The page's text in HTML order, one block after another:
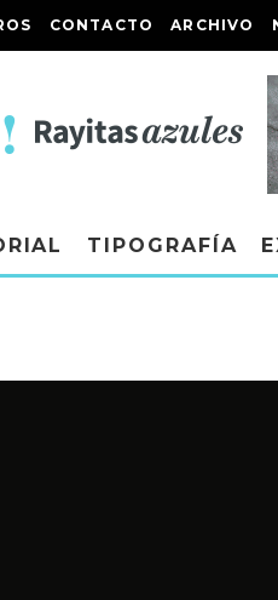
CONTACTO ARCHIVO
TIPOGRAFÍA